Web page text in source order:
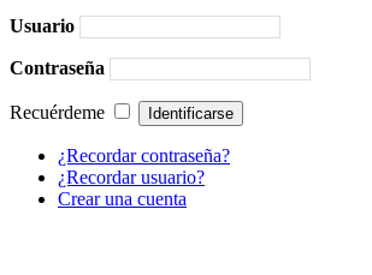
Usuario
Contraseña
Recuérdeme
¿Recordar contraseña?
¿Recordar usuario?
Crear una cuenta